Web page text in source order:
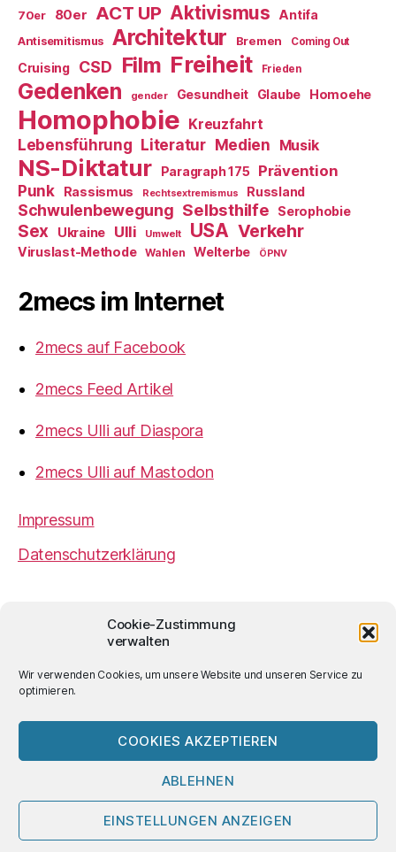
Cookie-Zustimmung
verwalten
Wir verwenden Cookies, um unsere Website und unseren Service zu
optimieren.
COOKIES AKZEPTIEREN
ABLEHNEN
EINSTELLUNGEN ANZEIGEN
70er 80er ACT UP Aktivismus Antifa
Antisemitismus Architektur Bremen Coming Out
Cruising CSD Film Freiheit Frieden
Gedenken gender Gesundheit Glaube Homoehe
Homophobie Kreuzfahrt
Lebensführung Literatur Medien Musik
NS-Diktatur Paragraph 175
Prävention
Punk
Rassismus Rechtsextremismus Russland
Schwulenbewegung Selbsthilfe Serophobie
Sex Ukraine Ulli Umwelt USA Verkehr
Viruslast-Methode Wahlen Welterbe ÖPNV
2mecs im Internet
2mecs auf Facebook
2mecs Feed Artikel
2mecs Ulli auf Diaspora
2mecs Ulli auf Mastodon
Impressum
Datenschutzerklärung
Ulrich Würdemannist sofern nicht
anders angegeben lizenziert unter einer
Creative
Lizenz.